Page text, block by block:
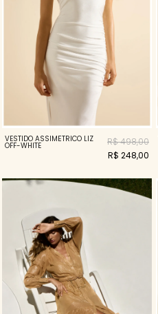
VESTIDO ASSIMÉTRICO LIZ
OFF-WHITE
R$ 498,00
R$ 248,00